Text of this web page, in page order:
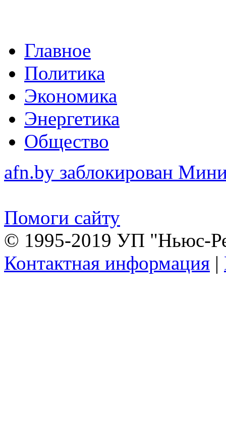
Главное
Политика
Экономика
Энергетика
Общество
afn.by заблокирован
Помоги сайту
© 1995-2019 УП "Ньюс-
Контактная информация |